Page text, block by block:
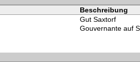
Beschreibung
Gut Saxtorf
Gouvernante auf